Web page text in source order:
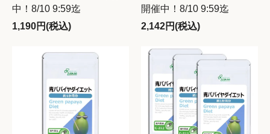
中！8/10 9:59迄
1,190円(税込)
開催中！8/10 9:59迄
2,142円(税込)